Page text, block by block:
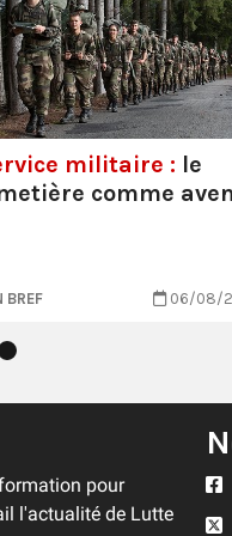
militaire : le
comme
BREF 06/08/
pour
l'actualité de Lutte